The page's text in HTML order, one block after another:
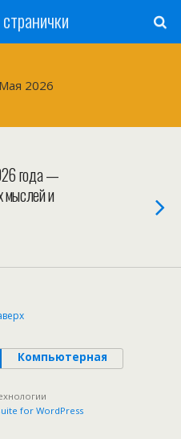
2026
года —
мыслей и
Компьютерная
for WordPress